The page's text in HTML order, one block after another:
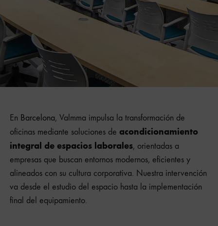
En Barcelona, Valmma impulsa la transformación de
oficinas mediante soluciones de acondicionamiento
integral de espacios laborales, orientadas a
empresas que buscan entornos modernos, eficientes y
alineados con su cultura corporativa. Nuestra intervención
va desde el estudio del espacio hasta la implementación
final del equipamiento.